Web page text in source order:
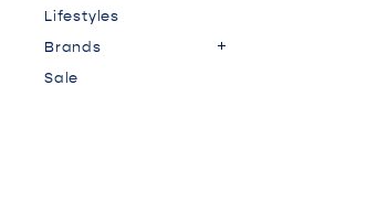
Lifestyles
Brands
Sale